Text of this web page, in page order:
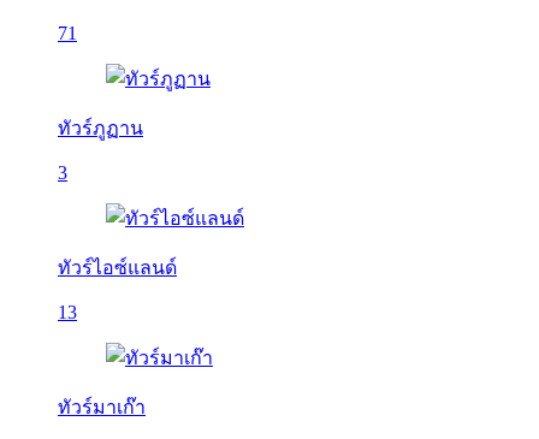
71
ทัวร์ภูฏาน
3
ทัวร์ไอซ์แลนด์
13
ทัวร์มาเก๊า